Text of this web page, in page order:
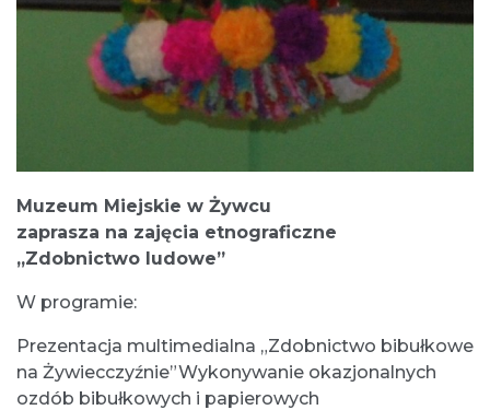
Muzeum Miejskie w Żywcu
zaprasza na zajęcia etnograficzne
„Zdobnictwo ludowe”
W programie:
Prezentacja multimedialna „Zdobnictwo bibułkowe
na Żywiecczyźnie”Wykonywanie okazjonalnych
ozdób bibułkowych i papierowych